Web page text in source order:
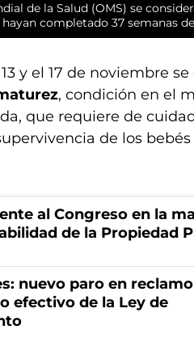
de la Salud (OMS) se
completado 37 semanas
y el 17 de noviembre
, condición en el
que requiere de
de los
al Congreso en la
de la Propiedad
nuevo paro en
efectivo de la Ley de